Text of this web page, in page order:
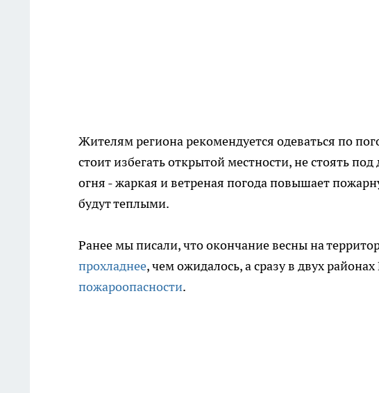
Жителям региона рекомендуется одеваться по
стоит избегать открытой местности, не стоять
огня - жаркая и ветреная погода повышает
будут теплыми.
Ранее мы писали, что окончание весны на
прохладнее, чем ожидалось, а сразу в двух
пожароопасности.